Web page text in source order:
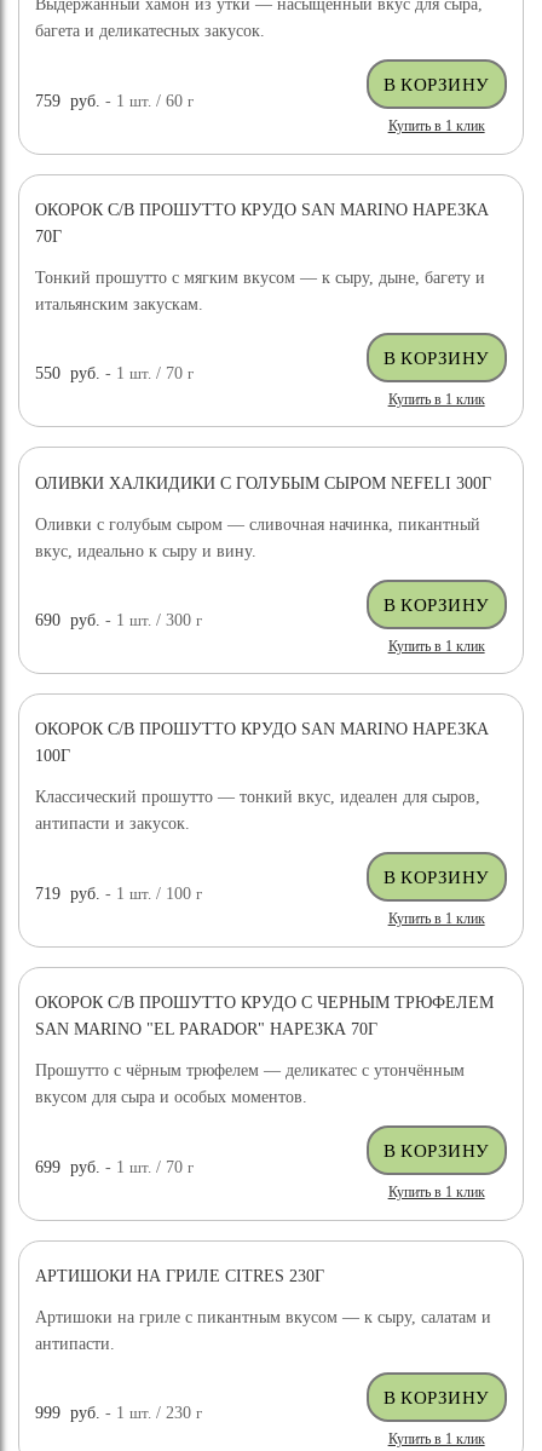
Выдержанный хамон из утки — насыщенный вкус для сыра,
багета и деликатесных закусок.
759 руб. - 1шт. / 60г
Купить в 1 клик
ОКОРОК С/В ПРОШУТТО КРУДО SAN MARINO НАРЕЗКА
70Г
Тонкий прошутто с мягким вкусом — к сыру, дыне, багету и
итальянским закускам.
550 руб. - 1шт. / 70г
Купить в 1 клик
ОЛИВКИ ХАЛКИДИКИ С ГОЛУБЫМ СЫРОМ NEFELI 300Г
Оливки с голубым сыром — сливочная начинка, пикантный
вкус, идеально к сыру и вину.
690 руб. - 1шт. / 300г
Купить в 1 клик
ОКОРОК С/В ПРОШУТТО КРУДО SAN MARINO НАРЕЗКА
100Г
Классический прошутто — тонкий вкус, идеален для сыров,
антипасти и закусок.
719 руб. - 1шт. / 100г
Купить в 1 клик
ОКОРОК С/В ПРОШУТТО КРУДО С ЧЕРНЫМ ТРЮФЕЛЕМ
SAN MARINO "EL PARADOR" НАРЕЗКА 70Г
Прошутто с чёрным трюфелем — деликатес с утончённым
вкусом для сыра и особых моментов.
699 руб. - 1шт. / 70г
Купить в 1 клик
АРТИШОКИ НА ГРИЛЕ CITRES 230Г
Артишоки на гриле с пикантным вкусом — к сыру, салатам и
антипасти.
999 руб. - 1шт. / 230г
Купить в 1 клик